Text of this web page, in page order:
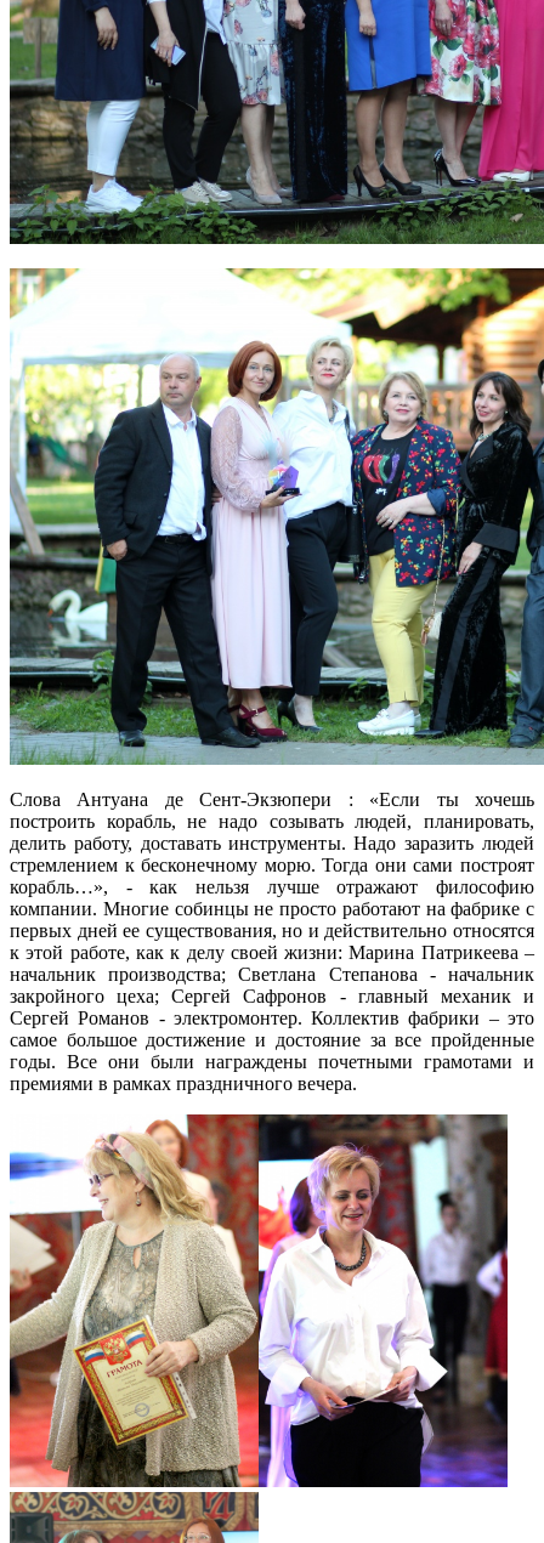
Слова Антуана де Сент-Экзюпери : «Если ты хочешь
построить корабль, не надо созывать людей, планировать,
делить работу, доставать инструменты. Надо заразить людей
стремлением к бесконечному морю. Тогда они сами построят
корабль…», - как нельзя лучше отражают философию
компании. Многие собинцы не просто работают на фабрике с
первых дней ее существования, но и действительно относятся
к этой работе, как к делу своей жизни: Марина Патрикеева –
начальник производства; Светлана Степанова - начальник
закройного цеха; Сергей Сафронов - главный механик и
Сергей Романов - электромонтер. Коллектив фабрики – это
самое большое достижение и достояние за все пройденные
годы. Все они были награждены почетными грамотами и
премиями в рамках праздничного вечера.